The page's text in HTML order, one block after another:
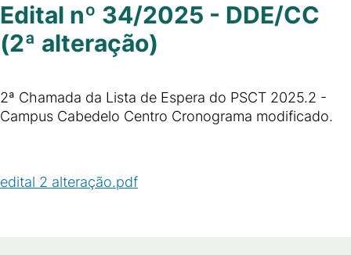
Edital nº 34/2025 - DDE/CC
(2ª alteração)
2ª Chamada da Lista de Espera do PSCT 2025.2 -
Campus Cabedelo Centro Cronograma modificado.
edital 2 alteração.pdf